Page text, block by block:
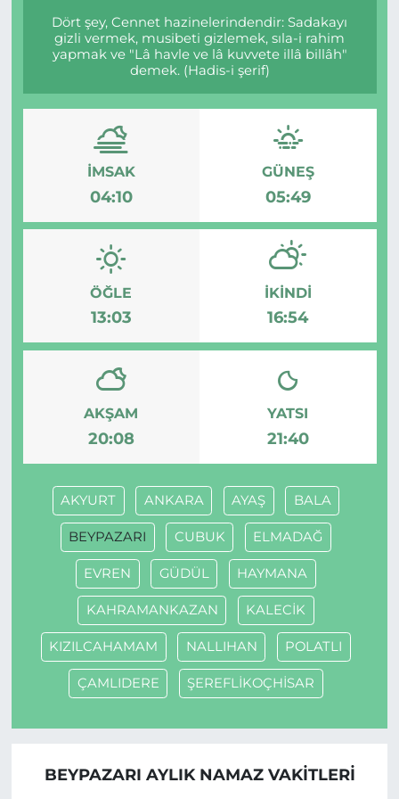
Dört şey, Cennet hazinelerindendir: Sadakayı
gizli vermek, musibeti gizlemek, sıla-i rahim
yapmak ve "Lâ havle ve lâ kuvvete illâ billâh"
demek. (Hadis-i şerif)
İMSAK
04:10
GÜNEŞ
05:49
ÖĞLE
13:03
İKINDI
16:54
AKŞAM
20:08
YATSI
21:40
AKYURT ANKARA AYAŞ BALA
BEYPAZARI CUBUK ELMADAĞ
EVREN GÜDÜL HAYMANA
KAHRAMANKAZAN KALECİK
KIZILCAHAMAM NALLIHAN POLATLI
ÇAMLIDERE ŞEREFLİKOÇHİSAR
BEYPAZARI AYLIK NAMAZ VAKITLERI